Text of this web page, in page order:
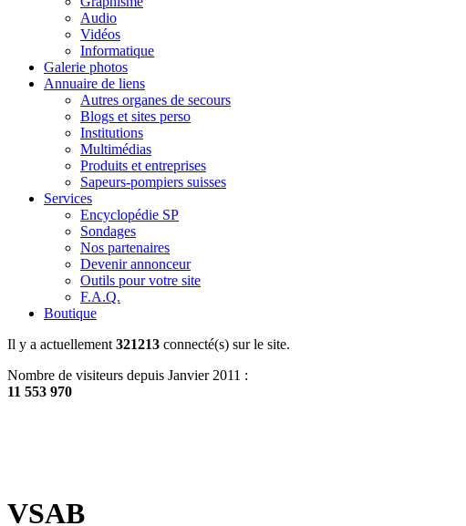
Audio
Vidéos
Informatique
Galerie photos
Annuaire de liens
Autres organes de secours
Blogs et sites perso
Institutions
Multimédias
Produits et entreprises
Sapeurs-pompiers suisses
Services
Encyclopédie SP
Sondages
Nos partenaires
Devenir annonceur
Outils pour votre site
F.A.Q.
Boutique
Il y a actuellement 321213 connecté(s) sur le site.
Nombre de visiteurs depuis Janvier 2011 :
11 553 970
VSAB